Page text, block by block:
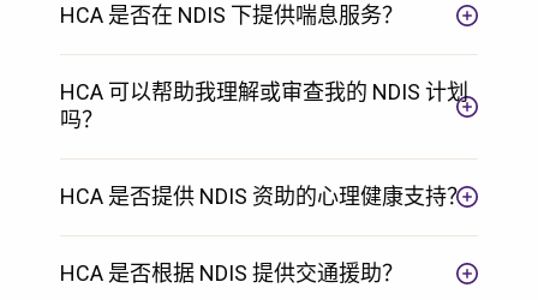
HCA 是否在 NDIS 下提供喘息服务？
HCA 可以帮助我理解或审查我的 NDIS 计划
吗？
HCA 是否提供 NDIS 资助的心理健康支持？
HCA 是否根据 NDIS 提供交通援助？